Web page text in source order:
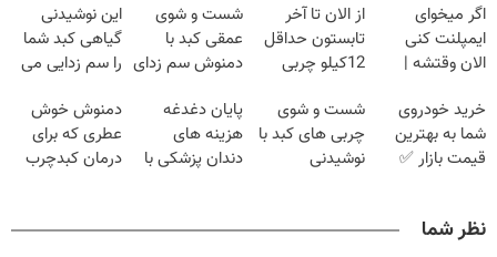
اگر میخوای
ایمپلنت کنی
الان وقتشه |
میلیون تومان!!!
از الان تا آخر
تابستون حداقل
12کیلو چربی
شست و شوی
عمقی کبد با
دمنوش سم زدای
این نوشیدنی
گیاهی کبد شما
را سم زدایی می
مرجوعی)
خرید خودروی
شما به بهترین
قیمت بازار ✅
شست و شوی
چربی های کبد با
نوشیدنی
پایان دغدغه
هزینه های
دندان پزشکی با
دمنوش خوش
عطری که برای
درمان کبدچرب
نظر شما